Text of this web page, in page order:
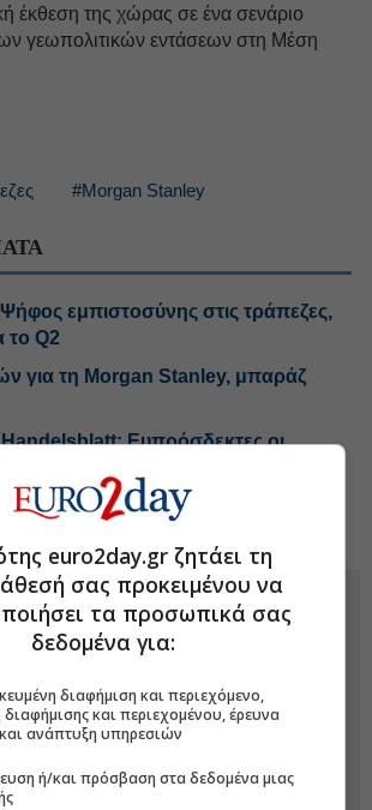
έκθεση της χώρας σε ένα σενάριο
γεωπολιτικών εντάσεων στη Μέση
#Morgan Stanley
εμπιστοσύνης στις τράπεζες,
το Q2
για τη Morgan Stanley, μπαράζ
Ευπρόσδεκτες οι
ελληνικές τράπεζες
servicers η ΤτΕ για τα δάνεια του
euro2day.gr ζητάει τη
σας προκειμένου να
τα προσωπικά σας
δεδομένα για:
διαφήμιση και περιεχόμενο,
διαφήμισης και περιεχομένου, έρευνα
ανάπτυξη υπηρεσιών
ή/και πρόσβαση στα δεδομένα μιας